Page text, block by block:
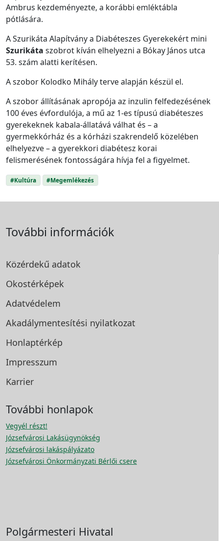
Ambrus kezdeményezte, a korábbi emléktábla
pótlására.
A Szurikáta Alapítvány a Diabéteszes Gyerekekért mini
Szurikáta szobrot kíván elhelyezni a Bókay János utca
53. szám alatti kerítésen.
A szobor Kolodko Mihály terve alapján készül el.
A szobor állításának apropója az inzulin felfedezésének
100 éves évfordulója, a mű az 1-es típusú diabéteszes
gyerekeknek kabala-állatává válhat és – a
gyermekkórház és a kórházi szakrendelő közelében
elhelyezve – a gyerekkori diabétesz korai
felismerésének fontosságára hívja fel a figyelmet.
#Kultúra #Megemlékezés
További információk
Közérdekű adatok
Okostérképek
Adatvédelem
Akadálymentesítési nyilatkozat
Honlaptérkép
Impresszum
Karrier
További honlapok
Vegyél részt!
Józsefvárosi Lakásügynökség
Józsefvárosi lakáspályázato
Józsefvárosi Önkormányzati Bérlői csere
Polgármesteri Hivatal